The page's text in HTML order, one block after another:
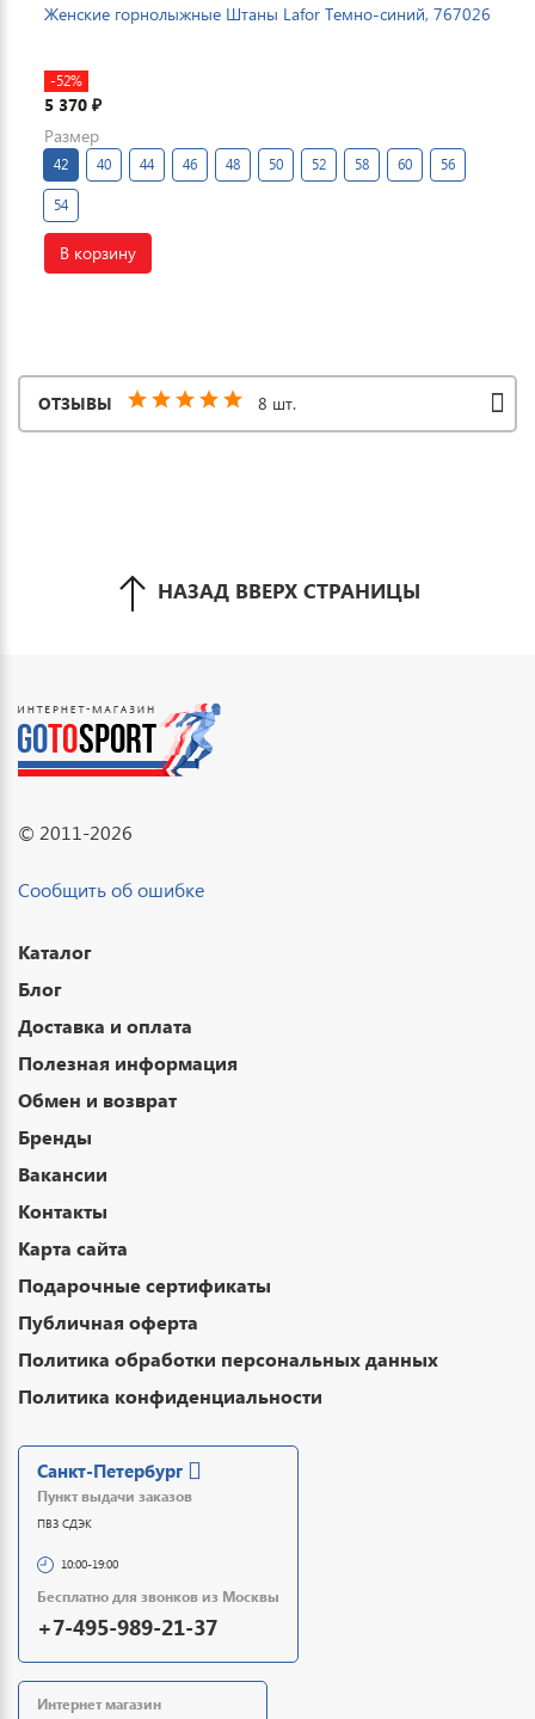
Женские горнолыжные Штаны Lafor Темно-синий, 767026
-52%
5 370 ₽
Размер
42 40 44 46 48 50 52 58 60 56
54
В корзину
ОТЗЫВЫ 8 шт.
НАЗАД ВВЕРХ СТРАНИЦЫ
© 2011-2026
Сообщить об ошибке
Каталог
Блог
Доставка и оплата
Полезная информация
Обмен и возврат
Бренды
Вакансии
Контакты
Карта сайта
Подарочные сертификаты
Публичная оферта
Политика обработки персональных данных
Политика конфиденциальности
Санкт-Петербург
Пункт выдачи заказов
ПВЗ СДЭК
10:00-19:00
Бесплатно для звонков из Москвы
+7-495-989-21-37
Интернет магазин